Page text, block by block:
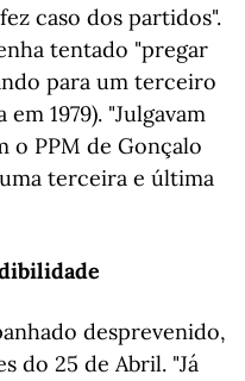
caso dos partidos".
tentado "pregar
para um terceiro
1979). "Julgavam
o PPM de Gonçalo
terceira e última
desprevenido,
do 25 de Abril. "Já